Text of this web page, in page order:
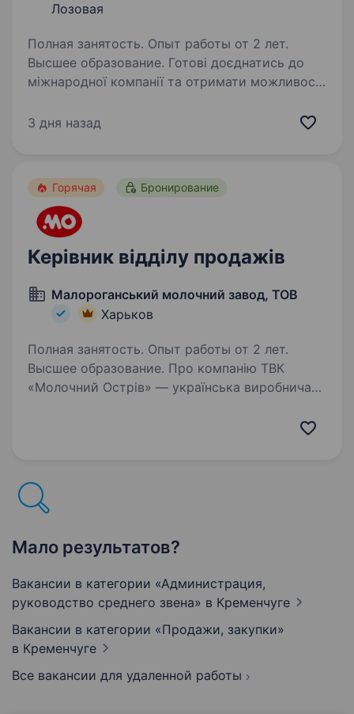
Лозовая
Полная занятость. Опыт работы от 2 лет.
Высшее образование. Готові доєднатись до
міжнародної компанії та отримати можливості
Ви отримаєте наставництво від працівників
3 дня назад
Горячая Бронирование
Керівник відділу продажів
Малороганський молочний завод, ТОВ
Харьков
Полная занятость. Опыт работы от 2 лет.
Высшее образование. Про компанію ТВК
«Молочний Острів» — українська виробнича
Мало результатов?
Вакансии в категории «Администрация,
руководство среднего звена» в Кременчуге
Вакансии в категории «Продажи, закупки»
в Кременчуге
Все вакансии для удаленной работы